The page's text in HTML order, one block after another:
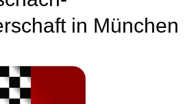
in München